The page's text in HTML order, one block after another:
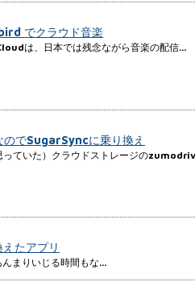
でクラウド音楽
は、日本では残念ながら音楽の配信…
でSugarSyncに乗り換え
ていた）クラウドストレージの
たアプリ
まりいじる時間もな…